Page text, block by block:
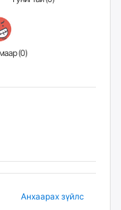
Үзэн ядмаар (0)
Анхаарах зүйлс